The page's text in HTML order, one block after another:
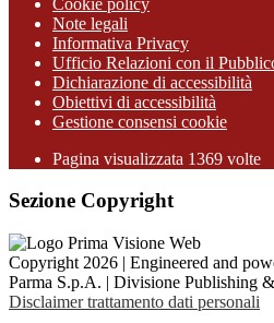
Note legali
Informativa Privacy
Ufficio Relazioni con il
Dichiarazione di accessibilità
Obiettivi di accessibilità
Gestione consensi cookie
Pagina visualizzata 1369 volte
Sezione Copyright
Copyright 2026 | Engineered and
Parma S.p.A. | Divisione Publishing
Disclaimer trattamento dati personali